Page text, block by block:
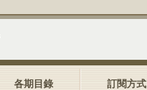
各期目錄 訂閱方式